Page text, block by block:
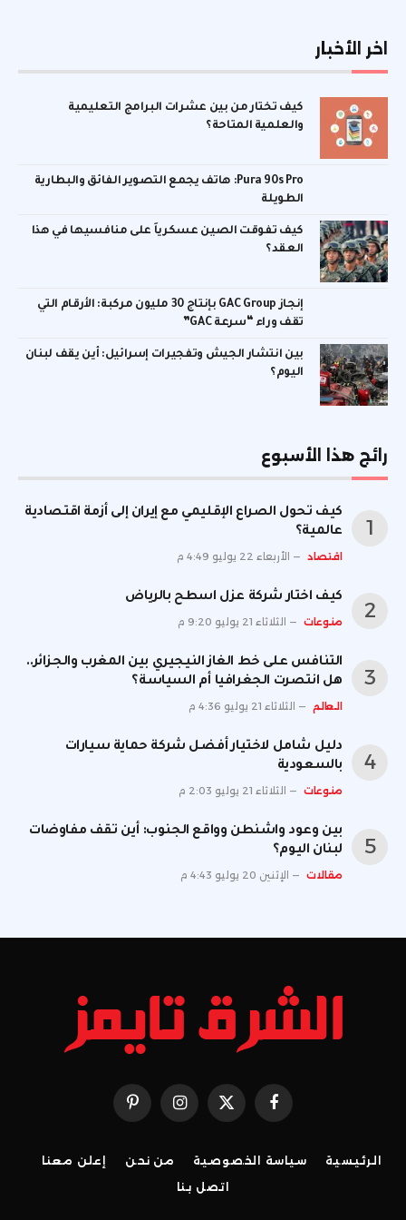
اخر الأخبار
كيف تختار من بين عشرات البرامج التعليمية
والعلمية المتاحة؟
Pura 90s Pro: هاتف يجمع التصوير الفائق والبطارية
الطويلة
كيف تفوقت الصين عسكرياً على منافسيها في هذا
العقد؟
إنجاز GAC Group بإنتاج 30 مليون مركبة: الأرقام التي
تقف وراء “سرعة GAC”
بين انتشار الجيش وتفجيرات إسرائيل: أين يقف لبنان
اليوم؟
رائج هذا الأسبوع
كيف تحول الصراع الإقليمي مع إيران إلى أزمة اقتصادية
عالمية؟
اقتصاد الأربعاء 22 يوليو 4:49 م
كيف اختار شركة عزل اسطح بالرياض
منوعات الثلاثاء 21 يوليو 9:20 م
التنافس على خط الغاز النيجيري بين المغرب والجزائر..
هل انتصرت الجغرافيا أم السياسة؟
العالم الثلاثاء 21 يوليو 4:36 م
دليل شامل لاختيار أفضل شركة حماية سيارات
بالسعودية
منوعات الثلاثاء 21 يوليو 2:03 م
بين وعود واشنطن وواقع الجنوب: أين تقف مفاوضات
لبنان اليوم؟
مقالات الإثنين 20 يوليو 4:43 م
فيسبوك X
(Twitter)
الانستغرامبينتيريست
الرئيسية سياسة الخصوصية من نحن
إعلن معنا
اتصل بنا